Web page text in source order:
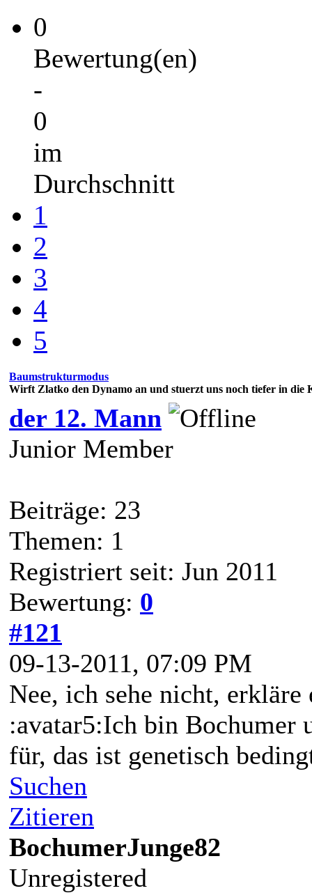
0
Bewertung(en)
-
0
im
Durchschnitt
1
2
3
4
5
Baumstrukturmodus
Wirft Zlatko den Dynamo an und stuerzt uns noch tiefer in die
der 12. Mann
Junior Member
Beiträge: 23
Themen: 1
Registriert seit: Jun 2011
Bewertung: 0
#121
09-13-2011, 07:09 PM
Nee, ich sehe nicht, erkläre
:avatar5:Ich bin Bochumer
für, das ist genetisch
Suchen
Zitieren
BochumerJunge82
Unregistered